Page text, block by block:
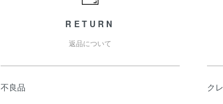
RETURN
返品について
不良品
ク